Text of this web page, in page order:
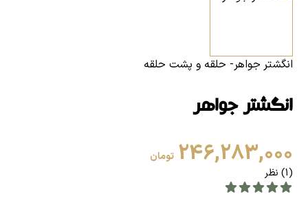
انگشتر جواهر- حلقه و پشت حلقه
انگشتر جواهر
246,283,000 تومان
(1) نظر